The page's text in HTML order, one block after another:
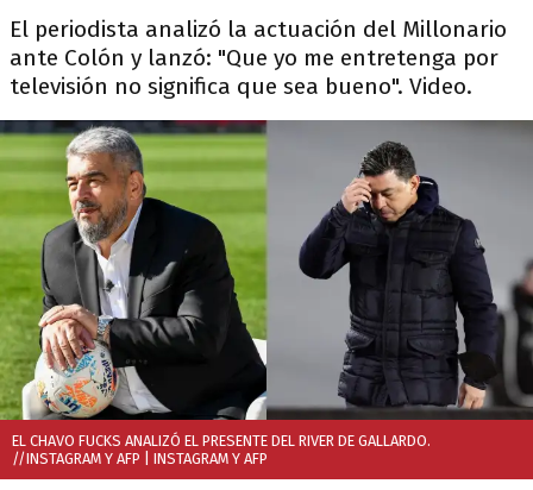
El periodista analizó la actuación del Millonario
ante Colón y lanzó: "Que yo me entretenga por
televisión no significa que sea bueno". Video.
EL CHAVO FUCKS ANALIZÓ EL PRESENTE DEL RIVER DE GALLARDO.
//INSTAGRAM Y AFP | INSTAGRAM Y AFP